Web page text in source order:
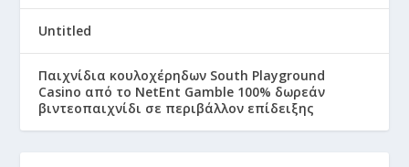
Untitled
Παιχνίδια κουλοχέρηδων South Playground
Casino από το NetEnt Gamble 100% δωρεάν
βιντεοπαιχνίδι σε περιβάλλον επίδειξης